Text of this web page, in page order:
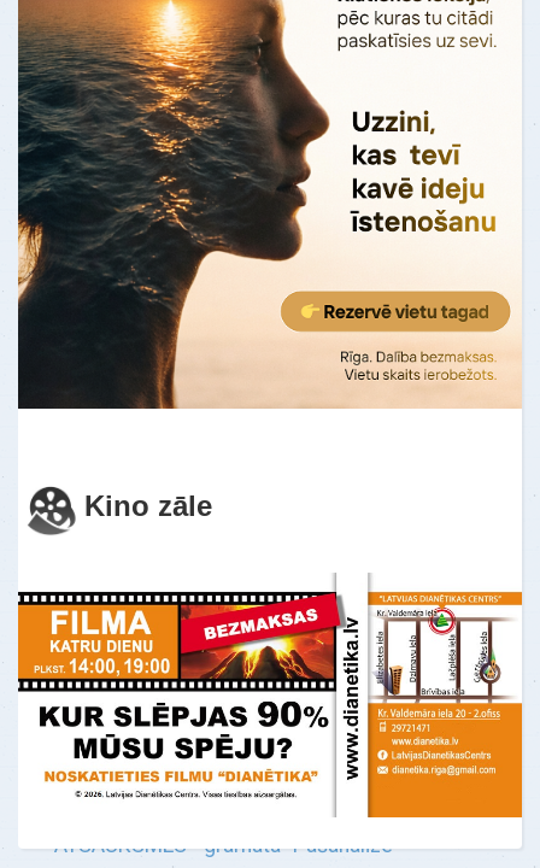
ATSAUKSMES - "Dzīves remonts"
Es nevarēju sakoncentrēt savu uzmanību
uz vienu lietu. Es pastāvīgi darīju 10
lietas reizē. Šeit es pirmo reizi izjutu
Uzzināt vairāk
ATSAUKSMES - gramata "Pašanalīze"
Kino zāle